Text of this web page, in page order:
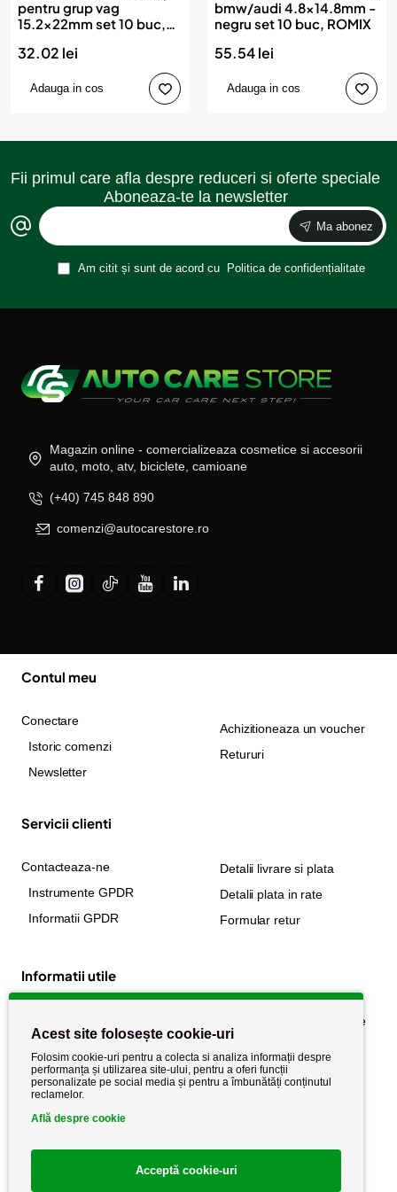
pentru grup vag
15.2x22mm set 10 buc,
32.02 lei
Adauga in cos
bmw/audi 4.8x14.8mm -
negru set 10 buc, ROMIX
55.54 lei
Adauga in cos
Fii primul care afla despre reduceri si oferte speciale
Aboneaza-te la newsletter
Ma abonez
Am citit și sunt de acord cu Politica de confidențialitate
Magazin online - comercializeaza cosmetice si accesorii
auto, moto, atv, biciclete, camioane
(+40) 745 848 890
comenzi@autocarestore.ro
Contul meu
Conectare
Istoric comenzi
Newsletter
Achizitioneaza un voucher
Retururi
Servicii clienti
Contacteaza-ne
Instrumente GPDR
Informatii GPDR
Detalii livrare si plata
Detalii plata in rate
Formular retur
Informatii utile
Politica de cookie
Politica de confidențialitate
Termeni si conditii
Acest site folosește cookie-uri
Folosim cookie-uri pentru a colecta si analiza informații despre
performanța și utilizarea site-ului, pentru a oferi funcții
personalizate pe social media și pentru a îmbunătăți conținutul
reclamelor.
Află despre cookie
Acceptă cookie-uri